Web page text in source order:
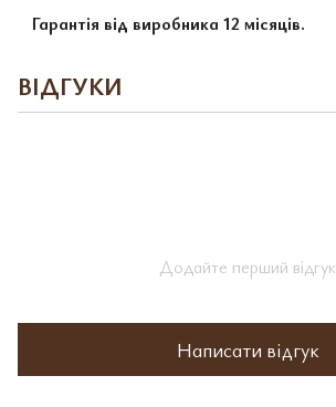
Гарантія від виробника 12 місяців.
ВІДГУКИ
Додайте перший відгук
Написати відгук